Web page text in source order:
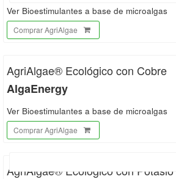
Ver Bioestimulantes a base de microalgas
Comprar AgriAlgae
AgriAlgae® Ecológico con Cobre
AlgaEnergy
Ver Bioestimulantes a base de microalgas
Comprar AgriAlgae
AgriAlgae® Ecológico con Potasio